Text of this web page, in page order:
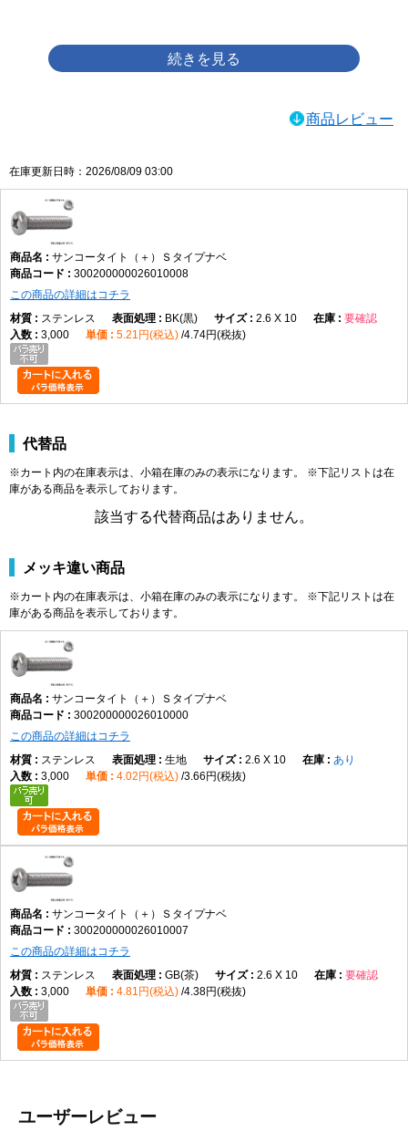
商品レビュー
在庫更新日時：2026/08/09 03:00
サンコータイト（＋）Ｓタイプナベ
300200000026010008
この商品の詳細はコチラ
ステンレス
BK(黒) 2.6 X 10
要確認
3,000
5.21円(税込) 4.74円(税抜)
代替品
※カート内の在庫表示は、小箱在庫のみの表示になります。 ※下記リストは在
庫がある商品を表示しております。
該当する代替商品はありません。
メッキ違い商品
※カート内の在庫表示は、小箱在庫のみの表示になります。 ※下記リストは在
庫がある商品を表示しております。
サンコータイト（＋）Ｓタイプナベ
300200000026010000
この商品の詳細はコチラ
ステンレス
生地 2.6 X 10
あり
3,000
4.02円(税込) 3.66円(税抜)
サンコータイト（＋）Ｓタイプナベ
300200000026010007
この商品の詳細はコチラ
ステンレス
GB(茶) 2.6 X 10
要確認
3,000
4.81円(税込) 4.38円(税抜)
ユーザーレビュー